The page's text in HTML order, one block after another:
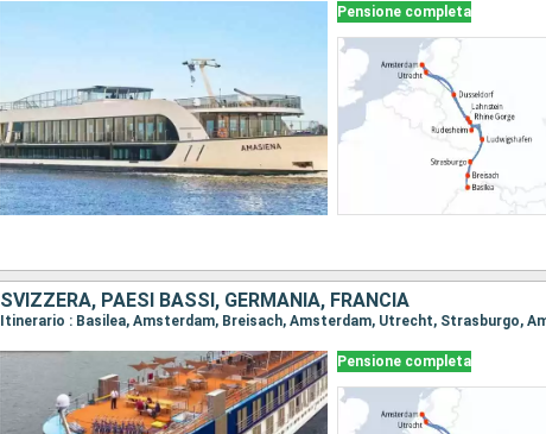
Pensione completa
SVIZZERA, PAESI BASSI, GERMANIA, FRANCIA
Pensione completa